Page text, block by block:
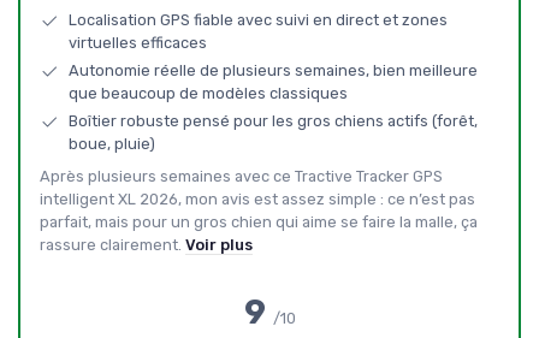
Localisation GPS fiable avec suivi en direct et zones
virtuelles efficaces
Autonomie réelle de plusieurs semaines, bien meilleure
que beaucoup de modèles classiques
Boîtier robuste pensé pour les gros chiens actifs (forêt,
boue, pluie)
Après plusieurs semaines avec ce Tractive Tracker GPS
intelligent XL 2026, mon avis est assez simple : ce n’est pas
parfait, mais pour un gros chien qui aime se faire la malle, ça
rassure clairement. Voir plus
9 /10